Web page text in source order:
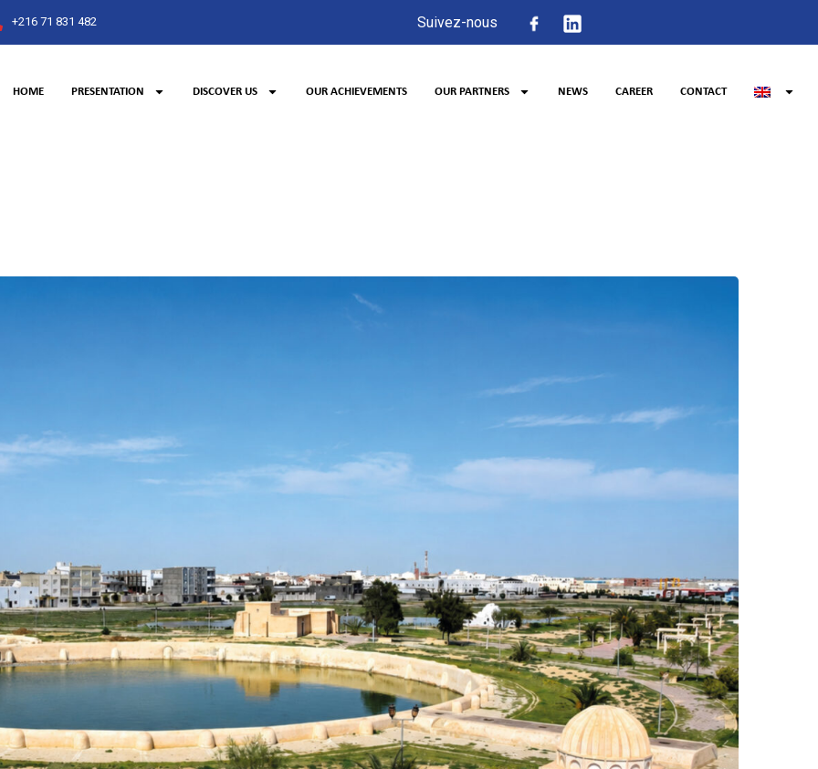
+216 71 831 482 Suivez-nous
HOME PRESENTATION DISCOVER US OUR ACHIEVEMENTS OUR PARTNERS NEWS CAREER CONTACT